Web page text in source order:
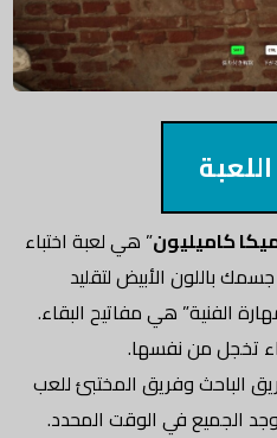
كاميليون” هي لعبة اختباء
باللون الأبيض لتقليد
الفنية” هي مفاتيح البقاء.
تخجل من نفسها.
الباحث وفريق المختبئ للعب
الجميع في الوقت المحدد.